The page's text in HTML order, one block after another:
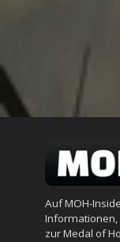
Auf MOH-
Informationen,
zur Medal of